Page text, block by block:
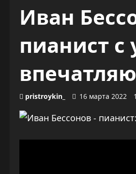
Иван
пианист
pristroykin_ 16 марта 2022